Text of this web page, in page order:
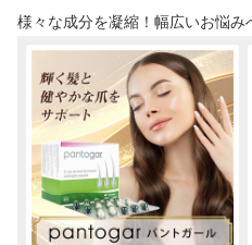
様々な成分を凝縮！幅広いお悩み